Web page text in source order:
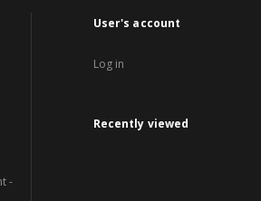
-
User's account
Log in
Recently viewed